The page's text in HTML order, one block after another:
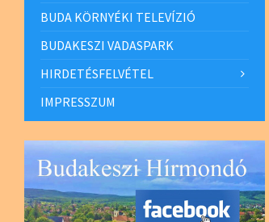
BUDA KÖRNYÉKI TELEVÍZIÓ
BUDAKESZI VADASPARK
HIRDETÉSFELVÉTEL
IMPRESSZUM